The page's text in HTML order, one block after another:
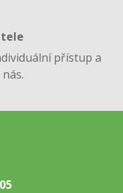
přístup a